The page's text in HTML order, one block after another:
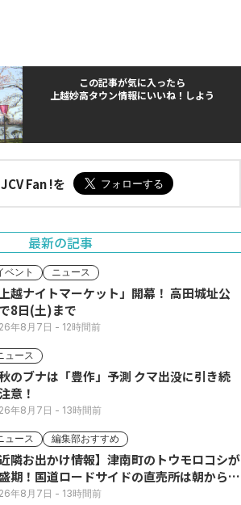
この記事が気に入ったら
上越妙高タウン情報にいいね！しよう
Fan !を
最新の記事
ベント ニュース
上越ナイトマーケット」開幕！ 高田城址公
8日(土)まで
年8月7日 - 12時間前
ュース
ブナは「豊作」予測 クマ出没に引き続
意！
年8月7日 - 13時間前
ュース 編集部おすすめ
近隣お出かけ情報】津南町のトウモロコシが
期！国道ロードサイドの直売所は朝から長
年8月7日 - 13時間前